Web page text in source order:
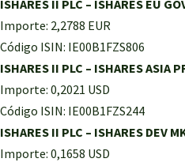
ISHARES II PLC – ISHARES EU
Importe: 2,2788 EUR
Código ISIN: IE00B1FZS806
ISHARES II PLC – ISHARES ASIA
Importe: 0,2021 USD
Código ISIN: IE00B1FZS244
ISHARES II PLC – ISHARES DEV
Importe: 0,1658 USD